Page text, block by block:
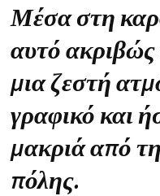
Μέσα στη
αυτό
μια ζεστή
γραφικό και
μακριά από
πόλης.